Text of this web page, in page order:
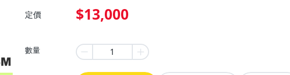
定價 $13,000
數量